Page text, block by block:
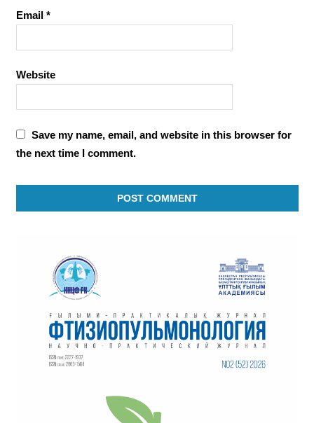
Email *
Website
Save my name, email, and website in this browser for
the next time I comment.